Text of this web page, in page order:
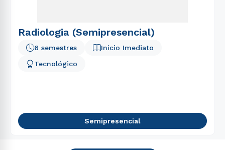
Radiologia (Semipresencial)
Início Imediato
Tecnológico
6 semestres
Semipresencial